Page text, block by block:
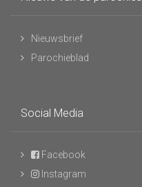
Nieuwsbrief
Parochieblad
Social Media
Facebook
Instagram